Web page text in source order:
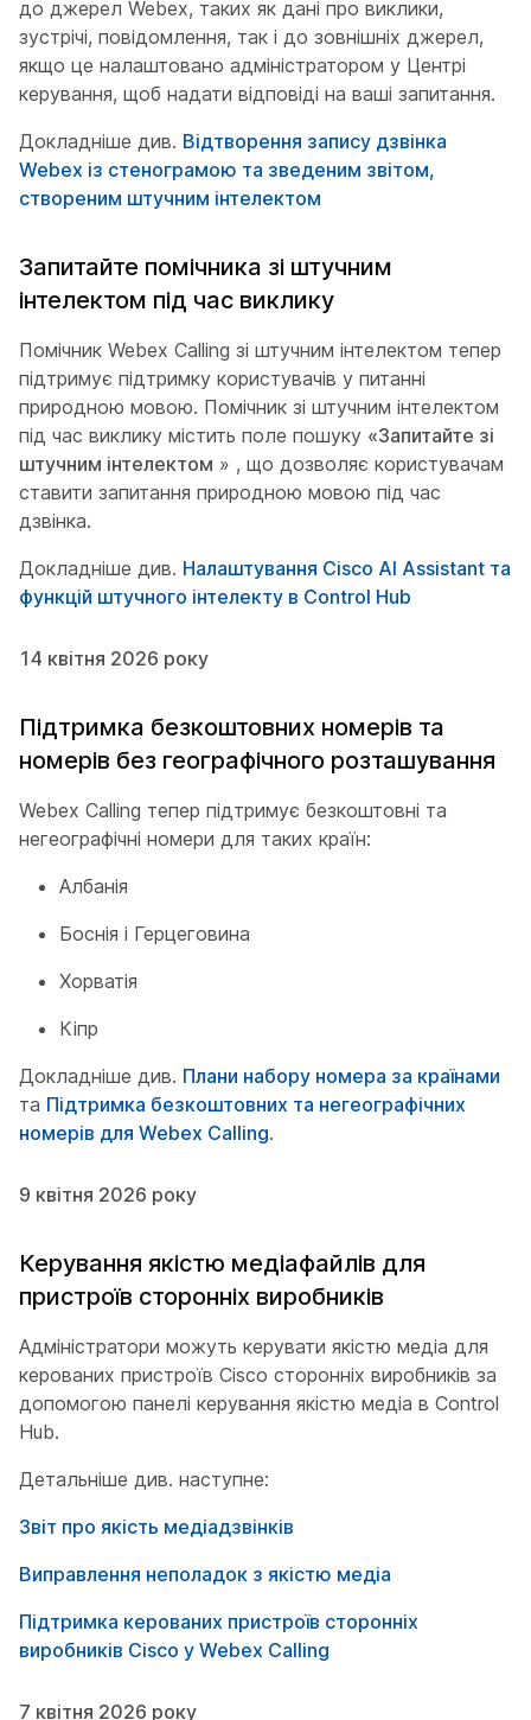
до джерел Webex, таких як дані про виклики,
зустрічі, повідомлення, так і до зовнішніх джерел,
якщо це налаштовано адміністратором у Центрі
керування, щоб надати відповіді на ваші запитання.
Докладніше див. Відтворення запису дзвінка
Webex із стенограмою та зведеним звітом,
створеним штучним інтелектом
Запитайте помічника зі штучним
інтелектом під час виклику
Помічник Webex Calling зі штучним інтелектом тепер
підтримує підтримку користувачів у питанні
природною мовою. Помічник зі штучним інтелектом
під час виклику містить поле пошуку «Запитайте зі
штучним інтелектом » , що дозволяє користувачам
ставити запитання природною мовою під час
дзвінка.
Докладніше див. Налаштування Cisco AI Assistant та
функцій штучного інтелекту в Control Hub
14 квітня 2026 року
Підтримка безкоштовних номерів та
номерів без географічного розташування
Webex Calling тепер підтримує безкоштовні та
негеографічні номери для таких країн:
Албанія
Боснія і Герцеговина
Хорватія
Кіпр
Докладніше див. Плани набору номера за країнами
та Підтримка безкоштовних та негеографічних
номерів для Webex Calling.
9 квітня 2026 року
Керування якістю медіафайлів для
пристроїв сторонніх виробників
Адміністратори можуть керувати якістю медіа для
керованих пристроїв Cisco сторонніх виробників за
допомогою панелі керування якістю медіа в Control
Hub.
Детальніше див. наступне:
Звіт про якість медіадзвінків
Виправлення неполадок з якістю медіа
Підтримка керованих пристроїв сторонніх
виробників Cisco у Webex Calling
7 квітня 2026 року